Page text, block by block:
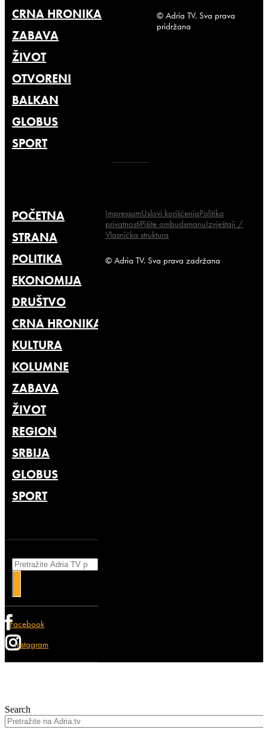
CRNA HRONIKA
ZABAVA
ŽIVOT
OTVORENI
BALKAN
GLOBUS
SPORT
© Adria TV. Sva prava
pridržana
POČETNA
STRANA
POLITIKA
EKONOMIJA
DRUŠTVO
CRNA HRONIKA
KULTURA
KOLUMNE
ZABAVA
ŽIVOT
REGION
SRBIJA
GLOBUS
SPORT
Facebook
Instagram
ImpressumUslovi korišćenjaPolitika
privatnostiPišite ombudsmanuIzvještaji /
Vlasnička struktura
© Adria TV. Sva prava zadržana
Search